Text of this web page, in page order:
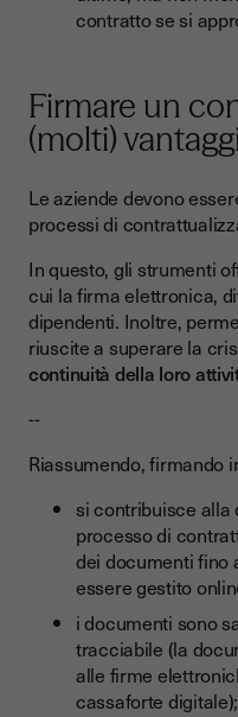
contratto se si
Firmare un
(molti)
Le aziende devono
processi di
In questo, gli strumenti
cui la firma elettronica,
dipendenti. Inoltre,
riuscite a superare la
continuità della loro
--
Riassumendo, firmando
si contribuisce
processo di
dei documenti fino
essere gestito
i documenti sono
tracciabile (la
alle firme
cassaforte digitale);